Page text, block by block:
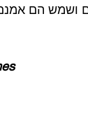
ושמש הם